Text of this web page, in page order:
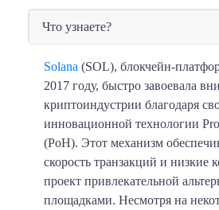
Что узнаете?
Solana (SOL), блокчейн-
2017 году, быстро завоевала
криптоиндустрии благодаря
инновационной технологии
(PoH). Этот механизм
скорость транзакций и низкие
проект привлекательной
площадками. Несмотря на